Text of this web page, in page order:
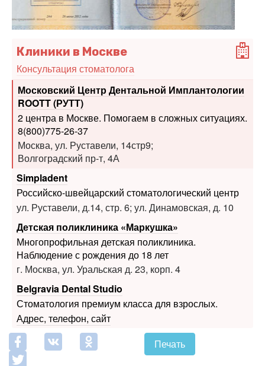
Клиники в Москве
Консультация стоматолога
Московский Центр Дентальной Имплантологии
ROOTT (РУТТ)
8(800)775-26-37
Москва, ул. Руставели, 14стр9;
Волгоградский пр-т, 4А
Simpladent
Российско-швейцарский стоматологический центр
ул. Руставели, д.14, стр. 6; ул. Динамовская, д. 10
Детская поликлиника «Маркушка»
Многопрофильная детская поликлиника.
г. Москва, ул. Уральская д. 23, корп. 4
Belgravia Dental Studio
Стоматология премиум класса для взрослых.
Адрес, телефон, сайт
Печать
Похожие статьи